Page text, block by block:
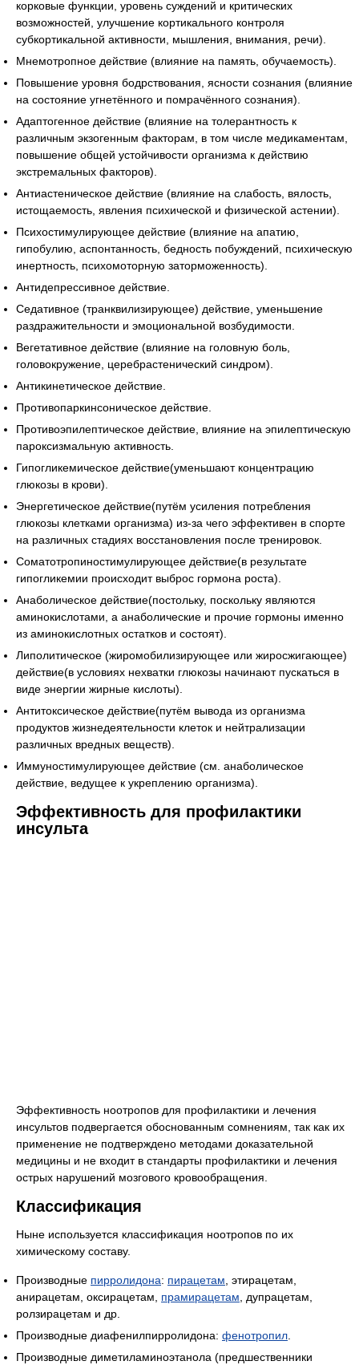
корковые функции, уровень суждений и критических
возможностей, улучшение кортикального контроля
субкортикальной активности, мышления, внимания, речи).
Мнемотропное действие (влияние на память, обучаемость).
Повышение уровня бодрствования, ясности сознания (влияние
на состояние угнетённого и помрачённого сознания).
Адаптогенное действие (влияние на толерантность к
различным экзогенным факторам, в том числе медикаментам,
повышение общей устойчивости организма к действию
экстремальных факторов).
Антиастеническое действие (влияние на слабость, вялость,
истощаемость, явления психической и физической астении).
Психостимулирующее действие (влияние на апатию,
гипобулию, аспонтанность, бедность побуждений, психическую
инертность, психомоторную заторможенность).
Антидепрессивное действие.
Седативное (транквилизирующее) действие, уменьшение
раздражительности и эмоциональной возбудимости.
Вегетативное действие (влияние на головную боль,
головокружение, церебрастенический синдром).
Антикинетическое действие.
Противопаркинсоническое действие.
Противоэпилептическое действие, влияние на эпилептическую
пароксизмальную активность.
Гипогликемическое действие(уменьшают концентрацию
глюкозы в крови).
Энергетическое действие(путём усиления потребления
глюкозы клетками организма) из-за чего эффективен в спорте
на различных стадиях восстановления после тренировок.
Соматотропиностимулирующее действие(в результате
гипогликемии происходит выброс гормона роста).
Анаболическое действие(постольку, поскольку являются
аминокислотами, а анаболические и прочие гормоны именно
из аминокислотных остатков и состоят).
Липолитическое (жиромобилизирующее или жиросжигающее)
действие(в условиях нехватки глюкозы начинают пускаться в
виде энергии жирные кислоты).
Антитоксическое действие(путём вывода из организма
продуктов жизнедеятельности клеток и нейтрализации
различных вредных веществ).
Иммуностимулирующее действие (см. анаболическое
действие, ведущее к укреплению организма).
Эффективность для профилактики
инсульта
Эффективность ноотропов для профилактики и лечения
инсультов подвергается обоснованным сомнениям, так как их
применение не подтверждено методами доказательной
медицины и не входит в стандарты профилактики и лечения
острых нарушений мозгового кровообращения.
Классификация
Ныне используется классификация ноотропов по их
химическому составу.
Производные пирролидона: пирацетам , этирацетам,
анирацетам, оксирацетам, прамирацетам , дупрацетам,
ролзирацетам и др.
Производные диафенилпирролидона: фенотропил
Производные диметиламиноэтанола (предшественники